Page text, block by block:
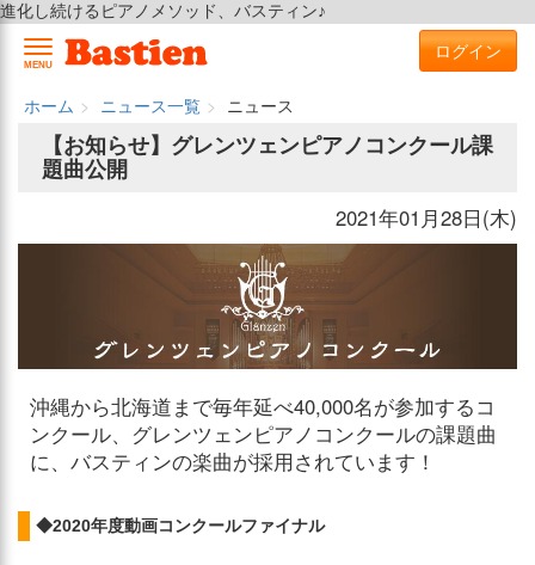
進化し続けるピアノメソッド、バスティン♪
MENU
ログイン
ホーム ニュース一覧
ニュース
【お知らせ】グレンツェンピアノコンクール課
題曲公開
2021年01月28日(木)
沖縄から北海道まで毎年延べ40,000名が参加するコ
ンクール、グレンツェンピアノコンクールの課題曲
に、バスティンの楽曲が採用されています！
◆2020年度動画コンクールファイナル